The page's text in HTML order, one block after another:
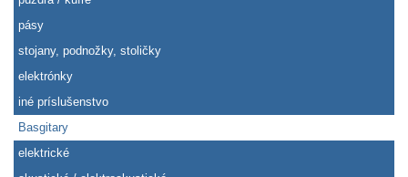
pásy
stojany, podnožky, stoličky
elektrónky
iné príslušenstvo
Basgitary
elektrické